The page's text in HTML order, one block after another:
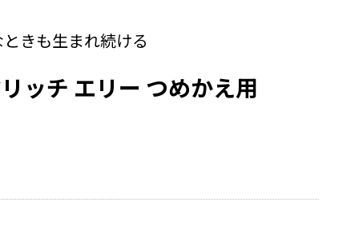
きも生まれ続ける
ッチ エリー つめかえ用